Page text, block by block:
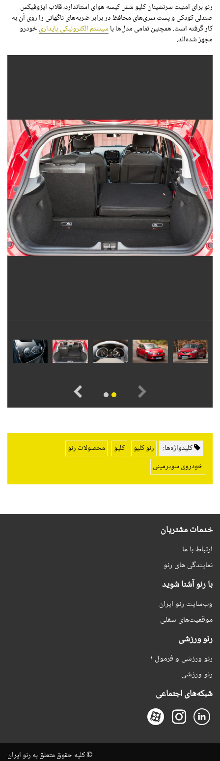
رنو برای امنیت سرنشینان کلیو شش کیسه هوای استاندارد، قلاب ایزوفیکس
صندلی کودکی و پشت سری‌های محافظ در برابر ضربه‌های ناگهانی را روی آن به
کار گرفته است. همچنین تمامی مدل‌ها باسیستم الکترونیکی پایداریخودرو
مجهز شده‌اند.
کلیدواژه‌ها: رنو کلیو کلیو
محصولات رنو
خودروی سوپرمینی
خدمات مشتریان
ارتباط با ما
نمایندگی های رنو
با رنو آشنا شوید
وب‌سایت رنو ایران
موقعیت‌های شغلی
رنو ورزشی
رنو ورزشی و فرمول ۱
رنو ورزشی
شبکه‌های اجتماعی
© کلیه حقوق متعلق به رنو ایران